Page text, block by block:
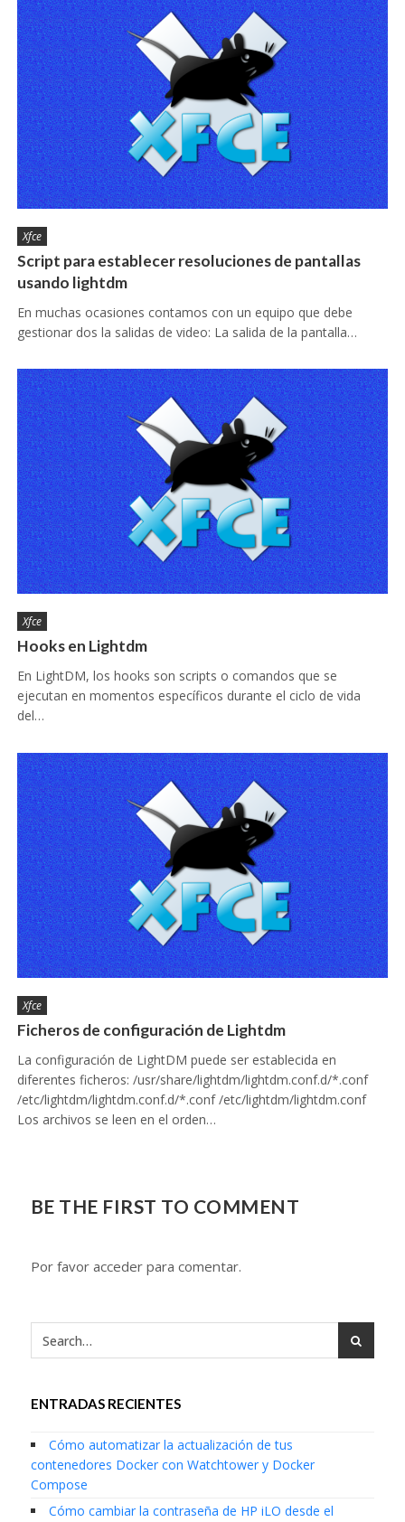
Xfce
Script para establecer resoluciones de pantallas
usando lightdm
En muchas ocasiones contamos con un equipo que debe
gestionar dos la salidas de video: La salida de la pantalla…
Xfce
Hooks en Lightdm
En LightDM, los hooks son scripts o comandos que se
ejecutan en momentos específicos durante el ciclo de vida
del…
Xfce
Ficheros de configuración de Lightdm
La configuración de LightDM puede ser establecida en
diferentes ficheros: /usr/share/lightdm/lightdm.conf.d/*.conf
/etc/lightdm/lightdm.conf.d/*.conf /etc/lightdm/lightdm.conf
Los archivos se leen en el orden…
BE THE FIRST TO COMMENT
Por favor acceder para comentar.
ENTRADAS RECIENTES
Cómo automatizar la actualización de tus
contenedores Docker con Watchtower y Docker
Compose
Cómo cambiar la contraseña de HP iLO desde el